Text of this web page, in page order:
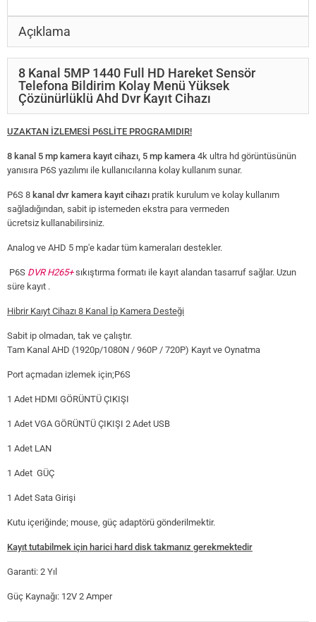
Açıklama
8 Kanal 5MP 1440 Full HD Hareket Sensör
Telefona Bildirim Kolay Menü Yüksek
Çözünürlüklü Ahd Dvr Kayıt Cihazı
UZAKTAN İZLEMESİ P6SLİTE PROGRAMIDIR!
8 kanal 5 mp kamera kayıt cihazı, 5 mp kamera 4k ultra hd görüntüsünün
yanısıra P6S yazılımı ile kullanıcılarına kolay kullanım sunar.
P6S 8 kanal dvr kamera kayıt cihazı pratik kurulum ve kolay kullanım
sağladığından, sabit ip istemeden ekstra para vermeden
ücretsiz kullanabilirsiniz.
Analog ve AHD 5 mp'e kadar tüm kameraları destekler.
P6S DVR H265+sıkıştırma formatı ile kayıt alandan tasarruf sağlar. Uzun
süre kayıt .
Hibrir Kaıyt Cihazı 8 Kanal İp Kamera Desteği
Sabit ip olmadan, tak ve çalıştır.
Tam Kanal AHD (1920p/1080N / 960P / 720P) Kayıt ve Oynatma
Port açmadan izlemek için;P6S
1 Adet HDMI GÖRÜNTÜ ÇIKIŞI
1 Adet VGA GÖRÜNTÜ ÇIKIŞI 2 Adet USB
1 Adet LAN
1 Adet GÜÇ
1 Adet Sata Girişi
Kutu içeriğinde; mouse, güç adaptörü gönderilmektir.
Kayıt tutabilmek için harici hard disk takmanız gerekmektedir
Garanti: 2 Yıl
Güç Kaynağı: 12V 2 Amper